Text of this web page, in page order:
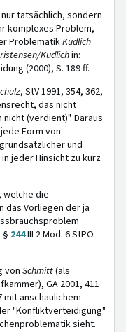
tatsächlich, sondern
komplexes Problem,
ProblematikKudlich
Kudlichin:
(2000), S. 189 ff.
, StV 1991, 354, 362,
das nicht
(verdient)". Daraus
Form von
und
jeder Hinsicht zu kurz
welche die
das Vorliegen der ja
§ 244III 2 Mod. 6 StPO
vonSchmitt(als
GA 2001, 411
anschaulichem
"Konfliktverteidigung"
sieht.